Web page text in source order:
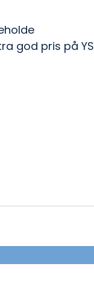
god pris på YS